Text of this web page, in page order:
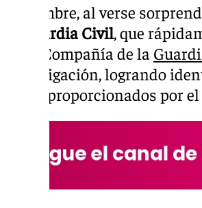
El hombre, al verse
Guardia Civil, que
de la Compañía de la
investigación, logrando
datos proporcionados por